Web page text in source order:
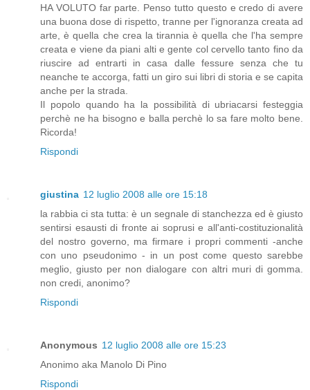
HA VOLUTO far parte. Penso tutto questo e credo di avere
una buona dose di rispetto, tranne per l'ignoranza creata ad
arte, è quella che crea la tirannia è quella che l'ha sempre
creata e viene da piani alti e gente col cervello tanto fino da
riuscire ad entrarti in casa dalle fessure senza che tu
neanche te accorga, fatti un giro sui libri di storia e se capita
anche per la strada.
Il popolo quando ha la possibilità di ubriacarsi festeggia
perchè ne ha bisogno e balla perchè lo sa fare molto bene.
Ricorda!
Rispondi
giustina 12 luglio 2008 alle ore 15:18
la rabbia ci sta tutta: è un segnale di stanchezza ed è giusto
sentirsi esausti di fronte ai soprusi e all'anti-costituzionalità
del nostro governo, ma firmare i propri commenti -anche
con uno pseudonimo - in un post come questo sarebbe
meglio, giusto per non dialogare con altri muri di gomma.
non credi, anonimo?
Rispondi
Anonymous 12 luglio 2008 alle ore 15:23
Anonimo aka Manolo Di Pino
Rispondi